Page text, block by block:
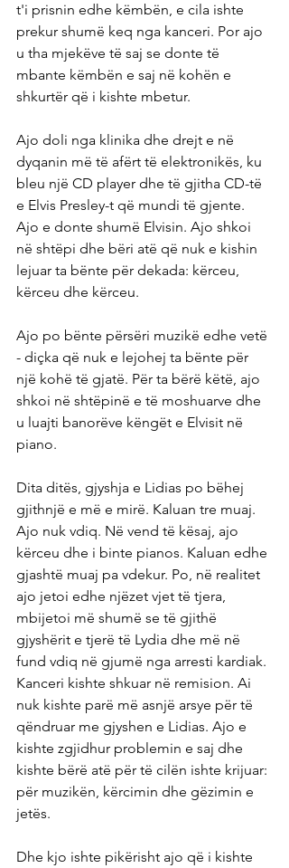
t'i prisnin edhe këmbën, e cila ishte
prekur shumë keq nga kanceri. Por ajo
u tha mjekëve të saj se donte të
mbante këmbën e saj në kohën e
shkurtër që i kishte mbetur.
Ajo doli nga klinika dhe drejt e në
dyqanin më të afërt të elektronikës, ku
bleu një CD player dhe të gjitha CD-të
e Elvis Presley-t që mundi të gjente.
Ajo e donte shumë Elvisin. Ajo shkoi
në shtëpi dhe bëri atë që nuk e kishin
lejuar ta bënte për dekada: kërceu,
kërceu dhe kërceu.
Ajo po bënte përsëri muzikë edhe vetë
- diçka që nuk e lejohej ta bënte për
një kohë të gjatë. Për ta bërë këtë, ajo
shkoi në shtëpinë e të moshuarve dhe
u luajti banorëve këngët e Elvisit në
piano.
Dita ditës, gjyshja e Lidias po bëhej
gjithnjë e më e mirë. Kaluan tre muaj.
Ajo nuk vdiq. Në vend të kësaj, ajo
kërceu dhe i binte pianos. Kaluan edhe
gjashtë muaj pa vdekur. Po, në realitet
ajo jetoi edhe njëzet vjet të tjera,
mbijetoi më shumë se të gjithë
gjyshërit e tjerë të Lydia dhe më në
fund vdiq në gjumë nga arresti kardiak.
Kanceri kishte shkuar në remision. Ai
nuk kishte parë më asnjë arsye për të
qëndruar me gjyshen e Lidias. Ajo e
kishte zgjidhur problemin e saj dhe
kishte bërë atë për të cilën ishte krijuar:
për muzikën, kërcimin dhe gëzimin e
jetës.
Dhe kjo ishte pikërisht ajo që i kishte